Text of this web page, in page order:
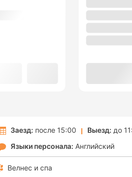
Заезд: после 15:00 Выезд: до
Языки персонала: Английский
Велнес и спа